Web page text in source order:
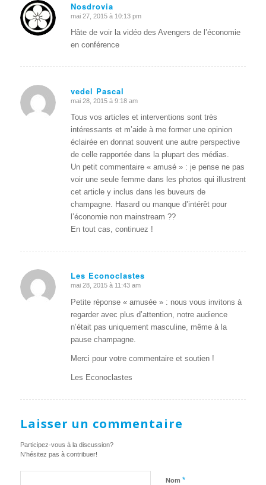
Nosdrovia
dit
:
mai 27, 2015 à 10:13 pm
Hâte de voir la vidéo des Avengers de l’économie
en conférence
vedel Pascal
dit
:
mai 28, 2015 à 9:18 am
Tous vos articles et interventions sont très
intéressants et m’aide à me former une opinion
éclairée en donnat souvent une autre perspective
de celle rapportée dans la plupart des médias.
Un petit commentaire « amusé » : je pense ne pas
voir une seule femme dans les photos qui illustrent
cet article y inclus dans les buveurs de
champagne. Hasard ou manque d’intérêt pour
l’économie non mainstream ??
En tout cas, continuez !
Les Econoclastes
dit
:
mai 28, 2015 à 11:43 am
Petite réponse « amusée » : nous vous invitons à
regarder avec plus d’attention, notre audience
n’était pas uniquement masculine, même à la
pause champagne.
Merci pour votre commentaire et soutien !
Les Econoclastes
Laisser un commentaire
Participez-vous à la discussion?
N'hésitez pas à contribuer!
Nom *